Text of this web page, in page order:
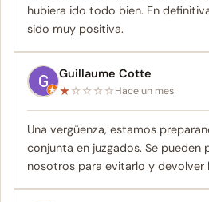
hubiera ido todo bien. En
sido muy positiva.
Guillaume Cotte
★☆☆☆☆Hace un mes
Una vergüenza, estamos
conjunta en juzgados. Se
nosotros para evitarlo y devolver